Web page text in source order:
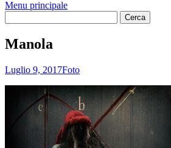
Menu principale
Manola
Luglio 9, 2017Foto